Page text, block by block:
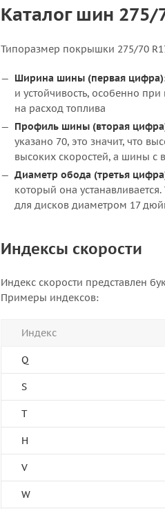
Каталог шин 275/
Типоразмер покрышки 275/70
Ширина шины (первая цифра)
и устойчивость, особенно
на расход топлива
Профиль шины (вторая
указано 70, это значит, что
высоких скоростей, а шины
Диаметр обода (третья
который она
для дисков диаметром 17
Индексы скорости
Индекс скорости представлен
Примеры индексов:
Индекс
Q
S
T
H
V
W